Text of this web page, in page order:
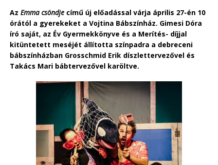
Az Emma csöndje című új előadással várja április 27-én 10
órától a gyerekeket a Vojtina Bábszínház. Gimesi Dóra
író saját, az Év Gyermekkönyve és a Merítés- díjjal
kitüntetett meséjét állította színpadra a debreceni
bábszínházban Grosschmid Erik díszlettervezővel és
Takács Mari bábtervezővel karöltve.